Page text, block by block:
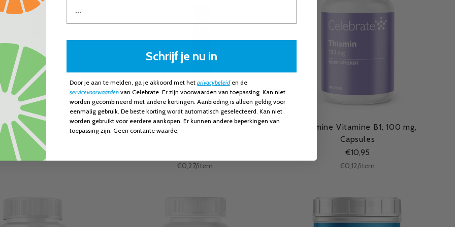
Capsules
€23,95
Stukprijs
€0,27 per
item
NAC (N-Acetyl Cysteïne), 600mg,
Stukprijs
€0,27/per
item
Thiamine Vitamine B1, 100 mg,
Capsules
€10,95
Stukprijs
€0,12/per
item
Schrijf je nu in
Door je aan te melden, ga je akkoord met het privacybeleiden​ de
servicevoorwaardenvan Celebrate. Er zijn voorwaarden van toepassing. Kan niet
worden gecombineerd met andere kortingen. Aanbieding is alleen geldig voor
eenmalig gebruik. De beste korting wordt automatisch geselecteerd. Kan niet
worden gebruikt voor eerdere aankopen. Er kunnen andere beperkingen van
toepassing zijn. Geen contante waarde.